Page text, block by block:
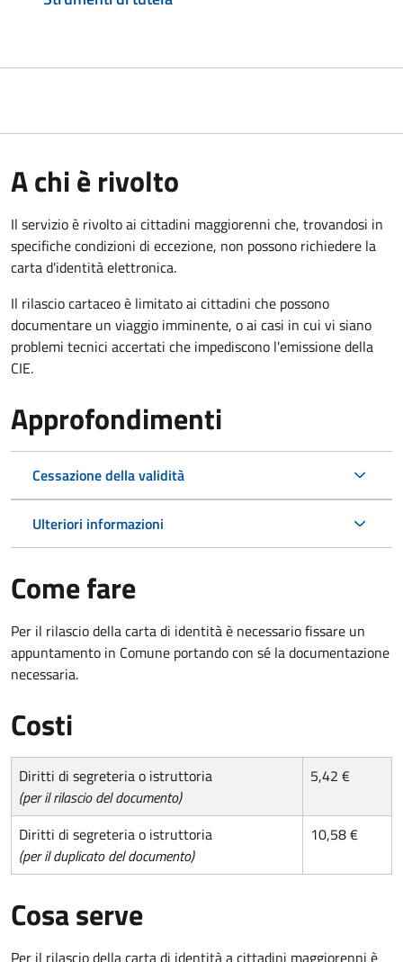
A chi è rivolto
Il servizio è rivolto ai cittadini maggiorenni che, trovandosi in
specifiche condizioni di eccezione, non possono richiedere la
carta d'identità elettronica.
Il rilascio cartaceo è limitato ai cittadini che possono
documentare un viaggio imminente, o ai casi in cui vi siano
problemi tecnici accertati che impediscono l'emissione della
CIE.
Approfondimenti
Cessazione della validità
Ulteriori informazioni
Come fare
Per il rilascio della carta di identità è necessario fissare un
appuntamento in Comune portando con sé la documentazione
necessaria.
Costi
Diritti di segreteria o istruttoria
(per il rilascio del documento)
5,42 €
Diritti di segreteria o istruttoria
(per il duplicato del documento)
10,58 €
Cosa serve
Per il rilascio della carta di identità a cittadini maggiorenni è